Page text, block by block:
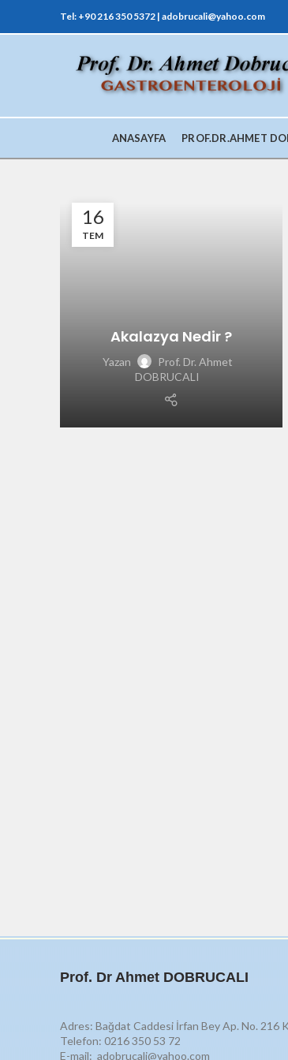
Tel: +90 216 350 5372 | adobrucali@yahoo.com
ANASAYFA PROF.DR.AHMET
16
TEM
Akalazya Nedir ?
Yazan
Prof. Dr. Ahmet
DOBRUCALI
Prof. Dr Ahmet DOBRUCALI
Adres: Bağdat Caddesi İrfan Bey Ap. No. 216
Telefon: 0216 350 53 72
E-mail: adobrucali@yahoo.com